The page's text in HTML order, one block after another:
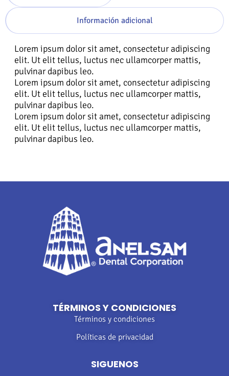
Información adicional
Lorem ipsum dolor sit amet, consectetur adipiscing
elit. Ut elit tellus, luctus nec ullamcorper mattis,
pulvinar dapibus leo.
Lorem ipsum dolor sit amet, consectetur adipiscing
elit. Ut elit tellus, luctus nec ullamcorper mattis,
pulvinar dapibus leo.
Lorem ipsum dolor sit amet, consectetur adipiscing
elit. Ut elit tellus, luctus nec ullamcorper mattis,
pulvinar dapibus leo.
TÉRMINOS Y CONDICIONES
Términos y condiciones
Políticas de privacidad
SIGUENOS